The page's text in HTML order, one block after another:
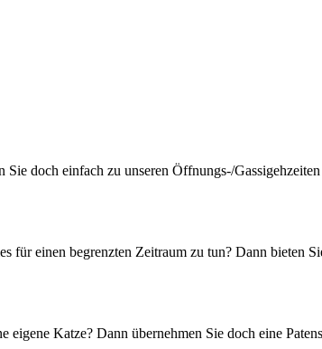
doch einfach zu unseren Öffnungs-/
für einen begrenzten Zeitraum zu tun? Dann bieten
Katze? Dann übernehmen Sie doch eine